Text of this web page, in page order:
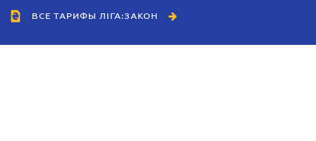
ВСЕ ТАРИФЫ ЛІГА:ЗАКОН